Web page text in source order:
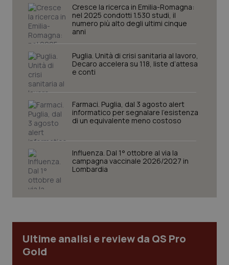
Cresce la ricerca in Emilia-Romagna:
nel 2025 condotti 1.530 studi, il
numero più alto degli ultimi cinque
anni
Puglia. Unità di crisi sanitaria al lavoro,
Decaro accelera su 118, liste d’attesa
e conti
Farmaci. Puglia, dal 3 agosto alert
informatico per segnalare l’esistenza
di un equivalente meno costoso
Influenza. Dal 1° ottobre al via la
campagna vaccinale 2026/2027 in
Lombardia
Ultime analisi e review da QS Pro
Gold
Nome
Fornitore/Dominio
VISITOR_PRIVACY_METADATA
YouTube
.youtube.com
CookieScriptConsent